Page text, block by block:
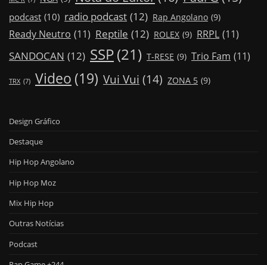
podcast (10) radio podcast (12) Rap Angolano (9)
Ready Neutro (11) Reptile (12) ROLEX (9) RRPL (11)
SANDOCAN (12) SSP(21) T-RESE (9) Trio Fam (11)
TRX (7) Video (19) Vui Vui (14) ZONA 5 (9)
Design Gráfico
Destaque
Hip Hop Angolano
Hip Hop Moz
Mix Hip Hop
Outras Notícias
Podcast